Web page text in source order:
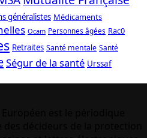
généralistes Médicaments
Ocam Personnes âgées Rac0
Retraites Santé mentale Santé
Ségur de la santé Urssaf